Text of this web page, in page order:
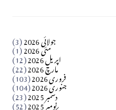
جولائی 2026 (3) مئی 2026 (1) اپریل 2026 (12) مارچ 2026 (22) فروری 2026 (103) جنوری 2026 (104) دسمبر 2025 (23) نومبر 2025 (52)